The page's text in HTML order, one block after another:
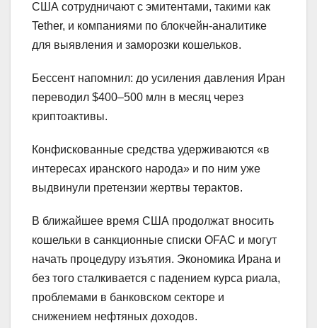
США сотрудничают с эмитентами, такими как
Tether, и компаниями по блокчейн-аналитике
для выявления и заморозки кошельков.
Бессент напомнил: до усиления давления Иран
переводил $400–500 млн в месяц через
криптоактивы.
Конфискованные средства удерживаются «в
интересах иранского народа» и по ним уже
выдвинули претензии жертвы терактов.
В ближайшее время США продолжат вносить
кошельки в санкционные списки OFAC и могут
начать процедуру изъятия. Экономика Ирана и
без того сталкивается с падением курса риала,
проблемами в банковском секторе и
снижением нефтяных доходов.